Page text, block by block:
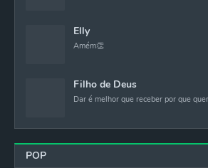
Elly
Amém👏
Filho de Deus
Dar é melhor que receber por que
POP